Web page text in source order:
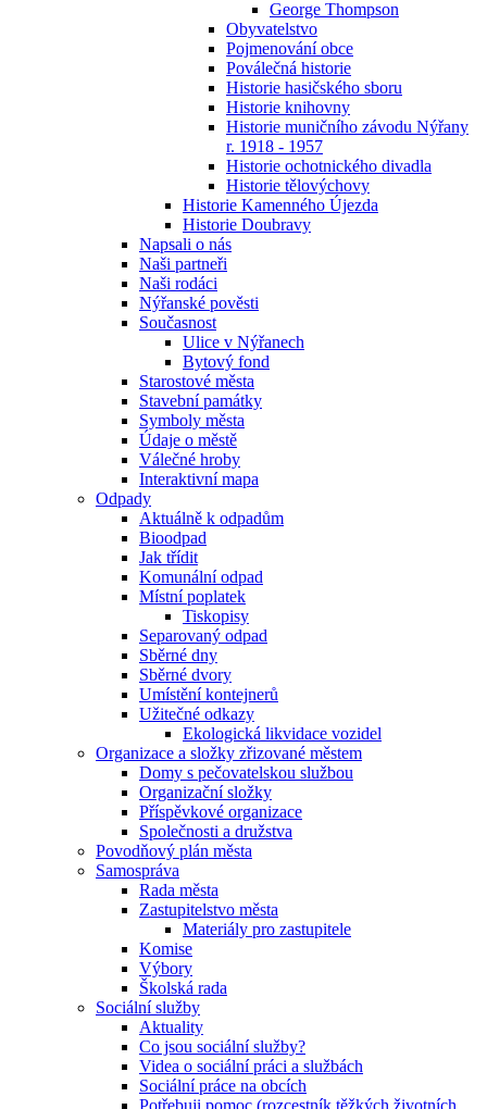
George Thompson
Obyvatelstvo
Pojmenování obce
Poválečná historie
Historie hasičského sboru
Historie knihovny
Historie muničního závodu Nýřany
r. 1918 - 1957
Historie ochotnického divadla
Historie tělovýchovy
Historie Kamenného Újezda
Historie Doubravy
Napsali o nás
Naši partneři
Naši rodáci
Nýřanské pověsti
Současnost
Ulice v Nýřanech
Bytový fond
Starostové města
Stavební památky
Symboly města
Údaje o městě
Válečné hroby
Interaktivní mapa
Odpady
Aktuálně k odpadům
Bioodpad
Jak třídit
Komunální odpad
Místní poplatek
Tiskopisy
Separovaný odpad
Sběrné dny
Sběrné dvory
Umístění kontejnerů
Užitečné odkazy
Ekologická likvidace vozidel
Organizace a složky zřizované městem
Domy s pečovatelskou službou
Organizační složky
Příspěvkové organizace
Společnosti a družstva
Povodňový plán města
Samospráva
Rada města
Zastupitelstvo města
Materiály pro zastupitele
Komise
Výbory
Školská rada
Sociální služby
Aktuality
Co jsou sociální služby?
Videa o sociální práci a službách
Sociální práce na obcích
Potřebuji pomoc (rozcestník těžkých životních